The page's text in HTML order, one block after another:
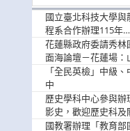
國立臺北科技大學
程系合作辦理115年
「115.08.10~08.12
導體研習營」，歡
花蓮縣政府委請秀林
面海論壇－花蓮場：
外安全實務課程」
「全民英檢」中級
中
歷史學科中心參與辦
影史，歡迎歷史科及
躍報名參加
國教署辦理「教育